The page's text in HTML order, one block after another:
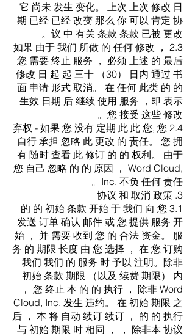
它 尚未 发生 变化。 上次 上次 修改 日
期 已经 已经 改变 那么 你 可以 肯定 协
议 中 有关 条款 条款 已被 更改。
2.3 如果 由于 我们 所做 的 任何 修改 ，
您 需要 终止 服务 ， 必须 上述 的 最后
修改 日 起 起 三十 （30） 日内 通过 书
面 申请 形式 取消。 在 任何 此类 的 的
生效 日期 后 继续 使用 服务 ，即 表示
您 接受 这些 修改。
2.4 弃权 - 如果 您 没有 定期 此 此 您, 您
自行 承担 忽略 此 更改 的 责任。 您 拥
有 随时 查看 此 修订 的 的 权利。 由于
您 自己 忽略 的 的 原因 ， Word Cloud,
Inc. 不负 任何 责任。
3. 协议 和 取消 政策
3.1 的 的 初始 条款 开始 于 我们 向 您
发送 订单 确认 邮件 或 您 提供 服务 开
始 ， 并 需要 收到 您 的 合法 资金。 服
务 的 期限 长度 由 您 选择 ， 在 您 订购
我们 我们 的 服务 时 予以 注明。除非
初始 条款 期限 （以及 续费 期限） 内
， 您 终止 本 的 的 执行 ， 除非 Word
Cloud, Inc. 发生 违约。 在 初始 期限 之
后 ， 本 将 自动 续订 续订 ， 的 的 执行
与 初始 期限 时 相同 ， ， 除非本 协议